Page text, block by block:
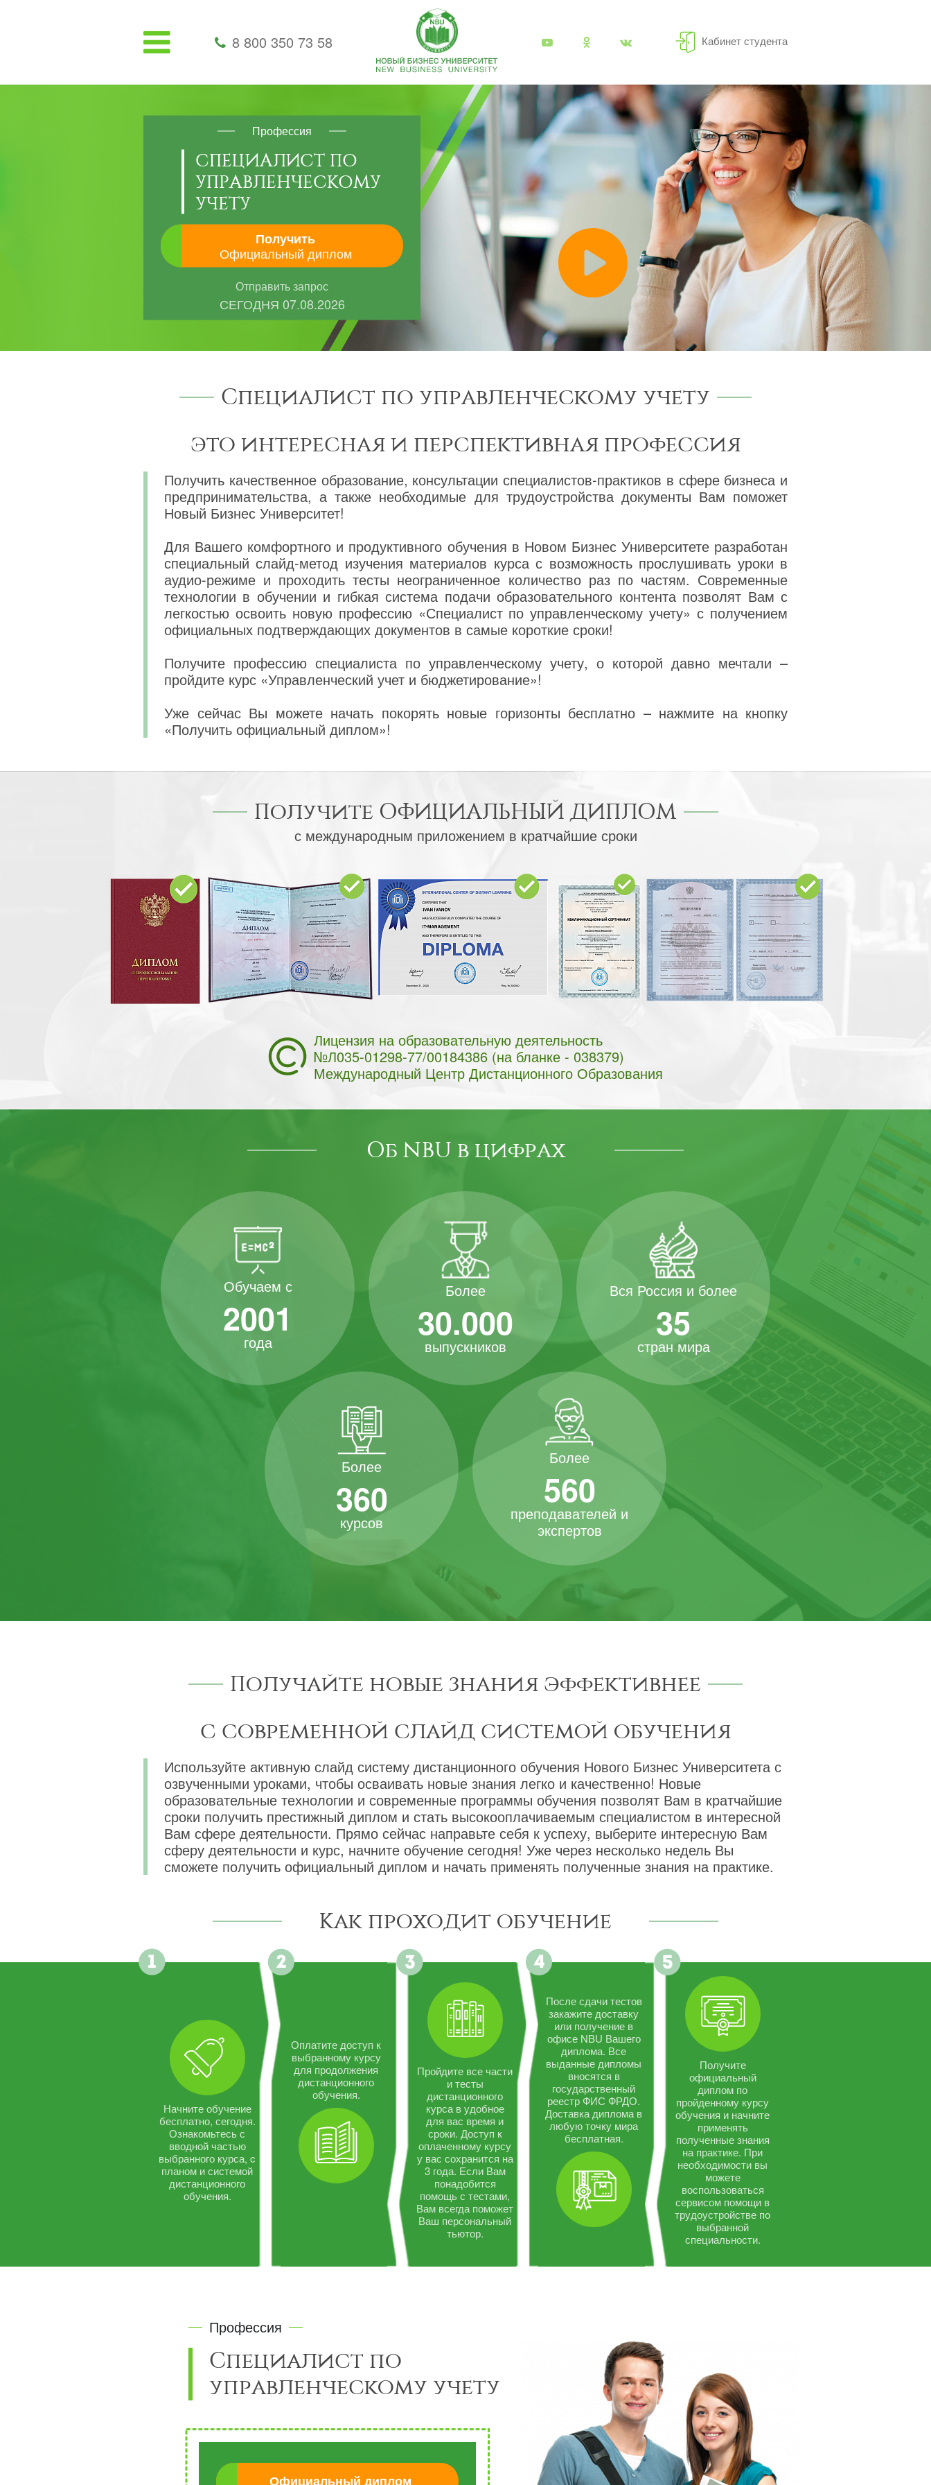
8 800 350 73 58 Кабинет студента
Профессия
СПЕЦИАЛИСТ ПО
УПРАВЛЕНЧЕСКОМУ
УЧЕТУ
Получить
Официальный диплом
Отправить запрос
СЕГОДНЯ 07.08.2026
Специалист по управленческому учету
это интересная и перспективная профессия
Получить качественное образование, консультации специалистов-практиков в сфере бизнеса и
предпринимательства, а также необходимые для трудоустройства документы Вам поможет
Новый Бизнес Университет!
Для Вашего комфортного и продуктивного обучения в Новом Бизнес Университете разработан
специальный слайд-метод изучения материалов курса с возможность прослушивать уроки в
аудио-режиме и проходить тесты неограниченное количество раз по частям. Современные
технологии в обучении и гибкая система подачи образовательного контента позволят Вам с
легкостью освоить новую профессию «Специалист по управленческому учету» с получением
официальных подтверждающих документов в самые короткие сроки!
Получите профессию специалиста по управленческому учету, о которой давно мечтали –
пройдите курс «Управленческий учет и бюджетирование»!
Уже сейчас Вы можете начать покорять новые горизонты бесплатно – нажмите на кнопку
«Получить официальный диплом»!
Получите ОФИЦИАЛЬНЫЙ ДИПЛОМ
с международным приложением в кратчайшие сроки
Лицензия на образовательную деятельность
№Л035-01298-77/00184386 (на бланке - 038379)
Международный Центр Дистанционного Образования
Об NBU в цифрах
Обучаем с
2001
года
Более
30.000
выпускников
Вся Россия и более
35
стран мира
Более
360
курсов
Более
560
преподавателей и
экспертов
Получайте новые знания эффективнее
с современной слайд системой обучения
Используйте активную слайд систему дистанционного обучения Нового Бизнес Университета с
озвученными уроками, чтобы осваивать новые знания легко и качественно! Новые
образовательные технологии и современные программы обучения позволят Вам в кратчайшие
сроки получить престижный диплом и стать высокооплачиваемым специалистом в интересной
Вам сфере деятельности. Прямо сейчас направьте себя к успеху, выберите интересную Вам
сферу деятельности и курс, начните обучение сегодня! Уже через несколько недель Вы
сможете получить официальный диплом и начать применять полученные знания на практике.
Как проходит обучение
Начните обучение
бесплатно, сегодня.
Ознакомьтесь с
вводной частью
выбранного курса, c
планом и системой
дистанционного
обучения.
Оплатите доступ к
выбранному курсу
для продолжения
дистанционного
обучения.
Пройдите все части
и тесты
дистанционного
курса в удобное
для вас время и
сроки. Доступ к
оплаченному курсу
у вас сохранится на
3 года. Если Вам
понадобится
помощь с тестами,
Вам всегда поможет
Ваш персональный
тьютор.
После сдачи тестов
закажите доставку
или получение в
офисе NBU Вашего
диплома. Все
выданные дипломы
вносятся в
государственный
реестр ФИС ФРДО.
Доставка диплома в
любую точку мира
бесплатная.
Получите
официальный
диплом по
пройденному курсу
обучения и начните
применять
полученные знания
на практике. При
необходимости вы
можете
воспользоваться
сервисом помощи в
трудоустройстве по
выбранной
специальности.
Профессия
Специалист по
управленческому учету
Официальный диплом